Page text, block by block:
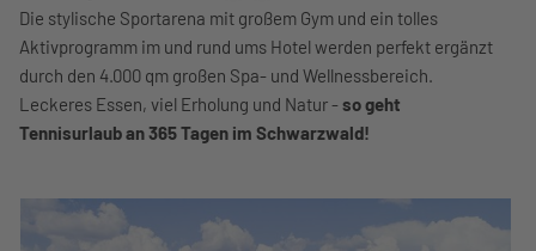
Die stylische Sportarena mit großem Gym und ein tolles
Aktivprogramm im und rund ums Hotel werden perfekt ergänzt
durch den 4.000 qm großen Spa- und Wellnessbereich.
Leckeres Essen, viel Erholung und Natur - so geht
Tennisurlaub an 365 Tagen im Schwarzwald!